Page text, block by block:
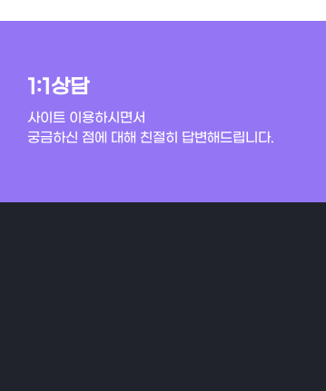
1:1상담
사이트 이용하시면서
궁금하신 점에 대해 친절히 답변해드립니다.